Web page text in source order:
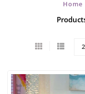
Home